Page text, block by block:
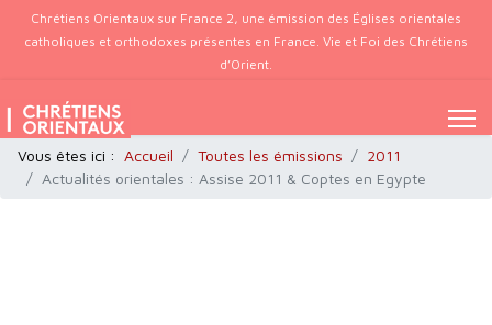
Chrétiens Orientaux sur France 2, une émission des Églises orientales
catholiques et orthodoxes présentes en France. Vie et Foi des Chrétiens
d’Orient.
Vous êtes ici : Accueil Toutes les émissions
2011
Actualités orientales : Assise 2011 & Coptes en Egypte